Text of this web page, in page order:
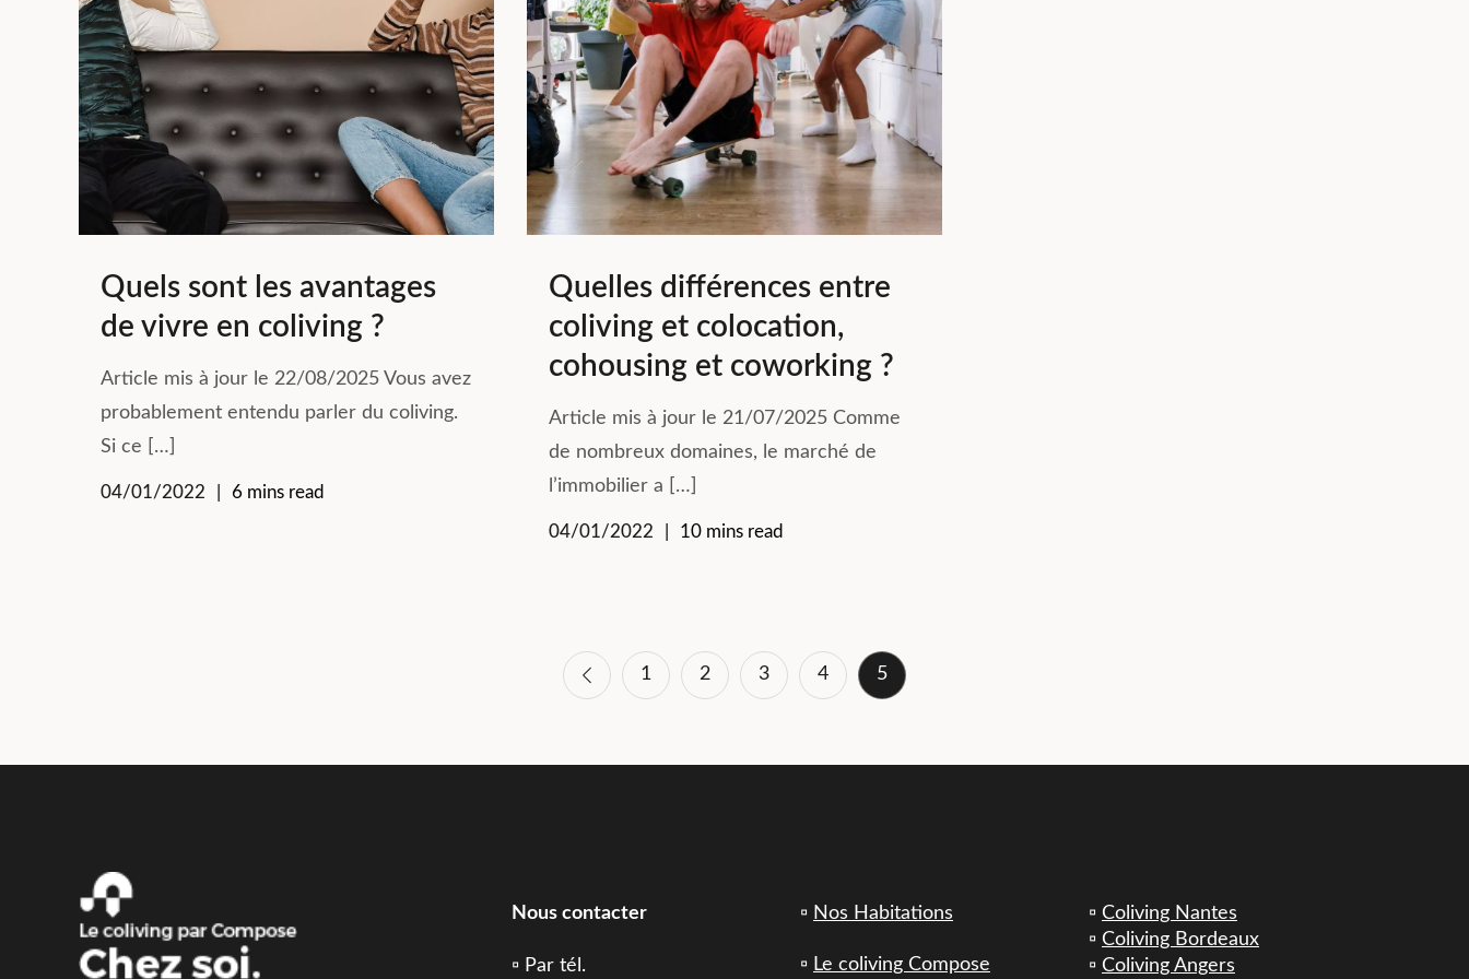
Quels sont les avantages
de vivre en coliving ?
Article mis à jour le 22/08/2025 Vous avez
probablement entendu parler du coliving.
Si ce […]
04/01/2022 6 mins read
Quelles différences entre
coliving et colocation,
cohousing et coworking ?
Article mis à jour le 21/07/2025 Comme
de nombreux domaines, le marché de
l’immobilier a […]
04/01/2022 10 mins read
publications
1 2 3 4 5
Nous contacter
▫️ Par tél.
▫️ Nos Habitations
▫️ Le coliving Compose
▫️ Coliving Nantes
▫️ Coliving Bordeaux
▫️ Coliving Angers